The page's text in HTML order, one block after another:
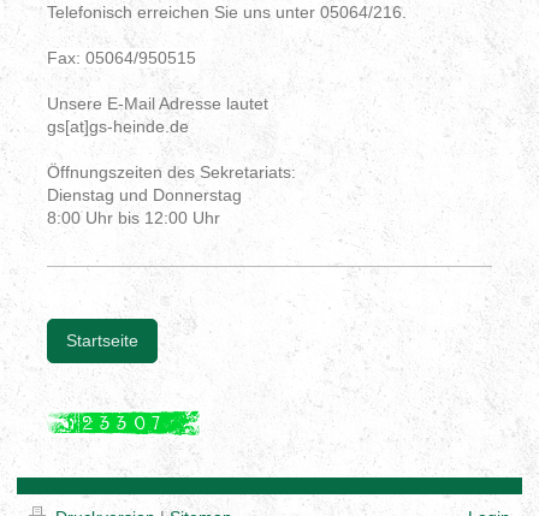
Telefonisch erreichen Sie uns unter 05064/216.
Fax: 05064/950515
Unsere E-Mail Adresse lautet
gs[at]gs-heinde.de
Öffnungszeiten des Sekretariats:
Dienstag und Donnerstag
8:00 Uhr bis 12:00 Uhr
Startseite